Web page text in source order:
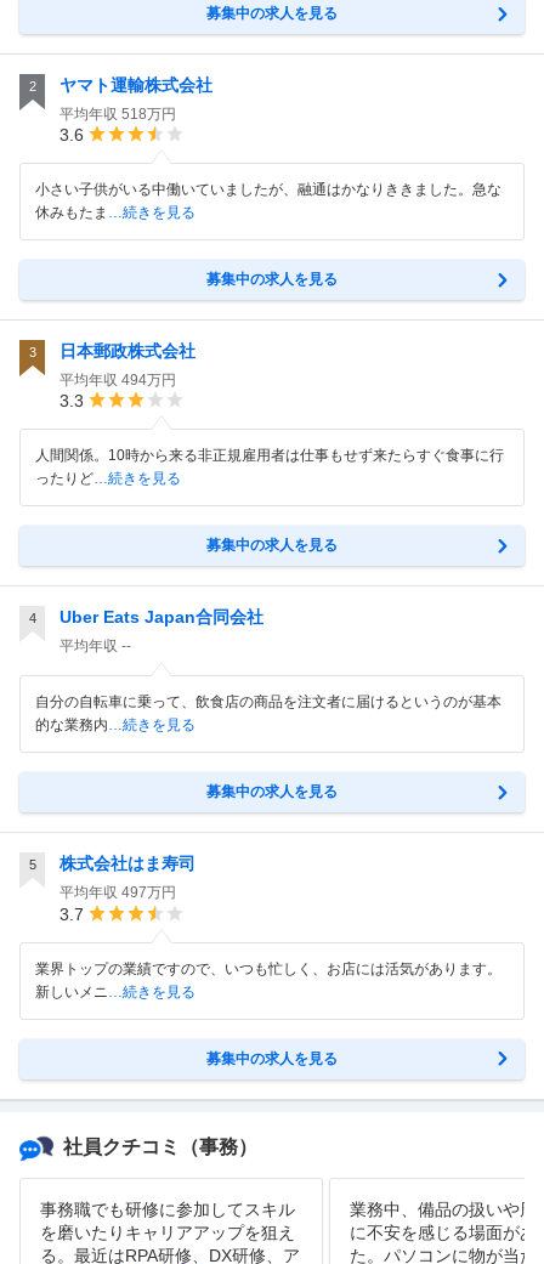
募集中の求人を見る
2 ヤマト運輸株式会社
平均年収 518万円
3.6
小さい子供がいる中働いていましたが、融通はかなりききました。急な
休みもたま …続きを見る
募集中の求人を見る
3 日本郵政株式会社
平均年収 494万円
3.3
人間関係。10時から来る非正規雇用者は仕事もせず来たらすぐ食事に行
ったりど…続きを見る
募集中の求人を見る
4 Uber Eats Japan合同会社
平均年収 --
自分の自転車に乗って、飲食店の商品を注文者に届けるというのが基本
的な業務内…続きを見る
募集中の求人を見る
5 株式会社はま寿司
平均年収 497万円
3.7
業界トップの業績ですので、いつも忙しく、お店には活気があります。
新しいメニ
…続きを見る
募集中の求人を見る
社員クチコミ （事務）
事務職でも研修に参加してスキル
を磨いたりキャリアアップを狙え
る。最近はRPA研修、DX研修、ア
業務中、備品の扱いや周
に不安を感じる場面があ
た。パソコンに物が当た